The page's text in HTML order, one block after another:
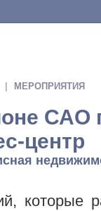
МЕРОПРИЯТИЯ
САО
центр
которые